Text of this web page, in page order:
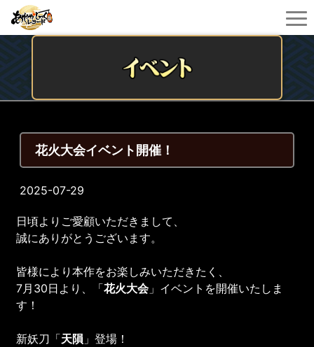
花火大会イベント開催！
2025-07-29
日頃よりご愛顧いただきまして、
誠にありがとうございます。
皆様により本作をお楽しみいただきたく、
7月30日より、「花火大会」イベントを開催いたしま
す！
新妖刀「天隕 」登場！